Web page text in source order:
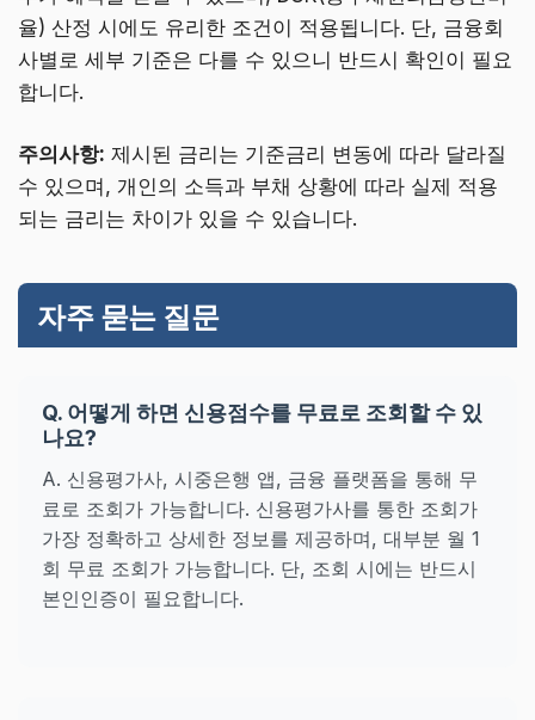
율) 산정 시에도 유리한 조건이 적용됩니다. 단, 금융회
사별로 세부 기준은 다를 수 있으니 반드시 확인이 필요
합니다.
주의사항: 제시된 금리는 기준금리 변동에 따라 달라질
수 있으며, 개인의 소득과 부채 상황에 따라 실제 적용
되는 금리는 차이가 있을 수 있습니다.
자주 묻는 질문
Q. 어떻게 하면 신용점수를 무료로 조회할 수 있
나요?
A. 신용평가사, 시중은행 앱, 금융 플랫폼을 통해 무
료로 조회가 가능합니다. 신용평가사를 통한 조회가
가장 정확하고 상세한 정보를 제공하며, 대부분 월 1
회 무료 조회가 가능합니다. 단, 조회 시에는 반드시
본인인증이 필요합니다.